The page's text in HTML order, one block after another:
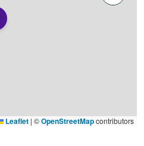
Leaflet | ©OpenStreetMapcontributors